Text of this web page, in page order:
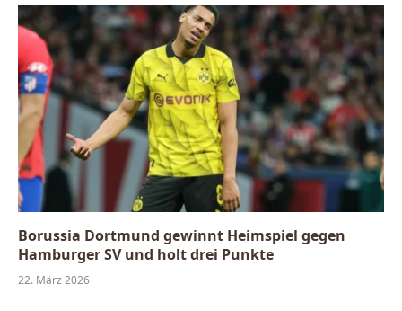
Borussia Dortmund gewinnt Heimspiel gegen
Hamburger SV und holt drei Punkte
22. März 2026